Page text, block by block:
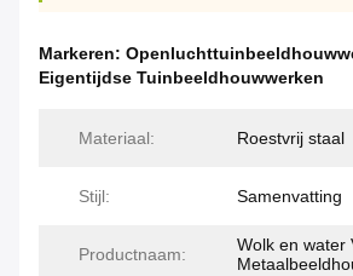
Markeren:
Eigentijdse Tuinbeeldhouwwerken
Materiaal: Roestvrij staal
Stijl: Samenvatting
Productnaam:
Wolk en water